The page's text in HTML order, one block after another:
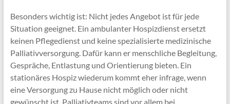
Besonders wichtig ist: Nicht jedes Angebot ist für jede
Situation geeignet. Ein ambulanter Hospizdienst ersetzt
keinen Pflegedienst und keine spezialisierte medizinische
Palliativversorgung. Dafür kann er menschliche Begleitung,
Gespräche, Entlastung und Orientierung bieten. Ein
stationäres Hospiz wiederum kommt eher infrage, wenn
eine Versorgung zu Hause nicht möglich oder nicht
gewünscht ist. Palliativteams sind vor allem bei